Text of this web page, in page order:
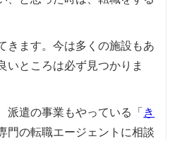
きます。今は多くの施設もあ
いところは必ず見つかりま
派遣の事業もやっている「 き
門の転職エージェントに相談